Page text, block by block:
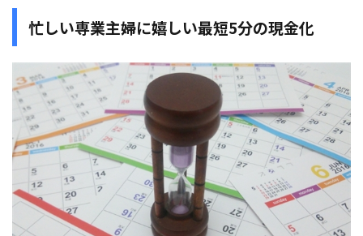
忙しい専業主婦に嬉しい最短5分の現金化